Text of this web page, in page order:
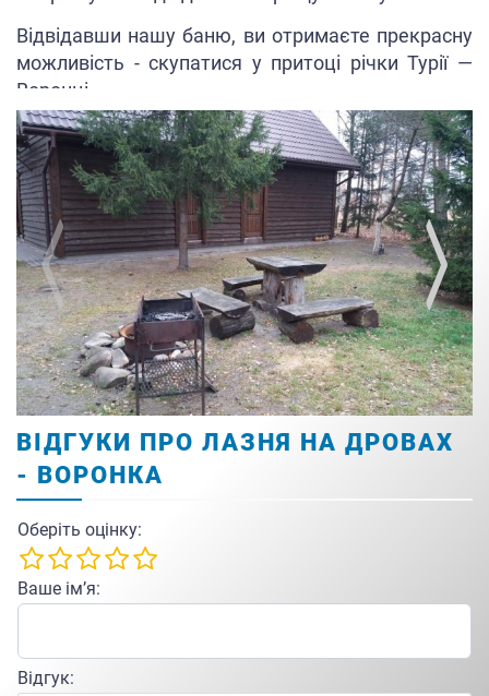
Відвідавши нашу баню, ви отримаєте прекрасну
можливість - скупатися у притоці річки Турії —
Воронці.
ВІДГУКИ ПРО ЛАЗНЯ НА ДРОВАХ
- ВОРОНКА
Оберіть оцінку:
Ваше ім’я:
Відгук: